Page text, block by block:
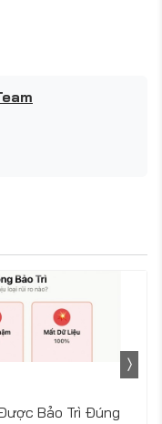
Bảo Trì Đúng